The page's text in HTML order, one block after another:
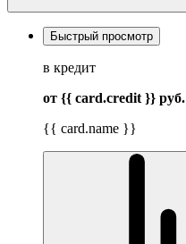
Быстрый просмотр
в кредит
от {{ card.credit }} руб.
{{ card.name }}